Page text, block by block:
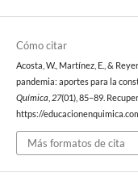
Cómo citar
Acosta, W., Martínez, E., &
pandemia: aportes para la
Química 27(01), 85–89.
https://
Más formatos de cita